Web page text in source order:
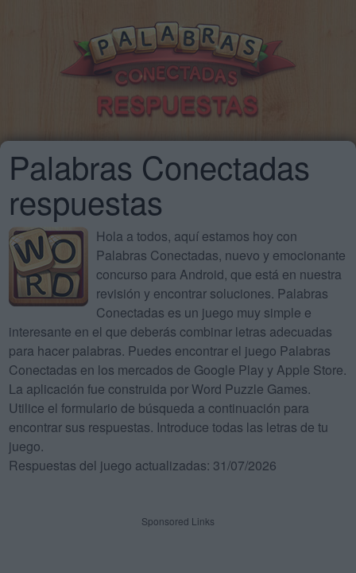
Palabras Conectadas
respuestas
Hola a todos, aquí estamos hoy con
Palabras Conectadas, nuevo y emocionante
concurso para Android, que está en nuestra
revisión y encontrar soluciones. Palabras
Conectadas es un juego muy simple e
interesante en el que deberás combinar letras adecuadas
para hacer palabras. Puedes encontrar el juego Palabras
Conectadas en los mercados de Google Play y Apple Store.
La aplicación fue construida por Word Puzzle Games.
Utilice el formulario de búsqueda a continuación para
encontrar sus respuestas. Introduce todas las letras de tu
juego.
Respuestas del juego actualizadas: 31/07/2026
Sponsored Links